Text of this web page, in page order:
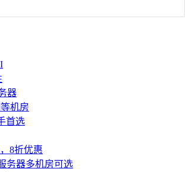
器
机房
首选
8折优惠
务器多机房可选